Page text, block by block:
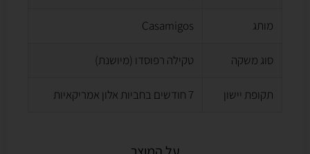
מותג Casamigos
סוג משקה טקילה רפוסדו (מיושנת)
תקופת יישון 7 חודשים בחביות אלון אמריקאיות